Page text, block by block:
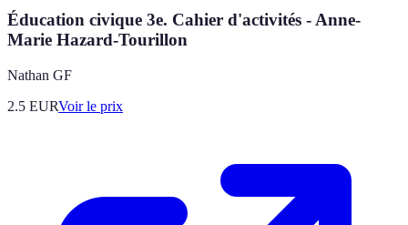
Éducation civique 3e. Cahier d'activités - Anne-
Marie Hazard-Tourillon
Nathan GF
2.5 EURVoir le prix